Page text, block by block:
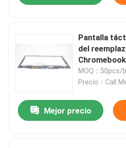
Contactos
Productos
Pantalla
del
táctil de
2da
MOQ：50pcs/
Precio：Call
Mejor precio